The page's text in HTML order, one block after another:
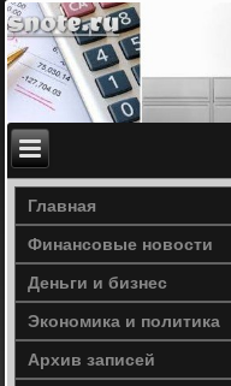
Главная
Финансовые новости
Деньги и бизнес
Экономика и политика
Архив записей